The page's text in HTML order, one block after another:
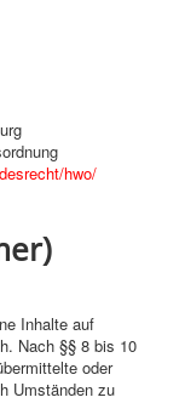
hwo/
Inhalte auf
Nach §§ 8 bis 10
oder
Umständen zu